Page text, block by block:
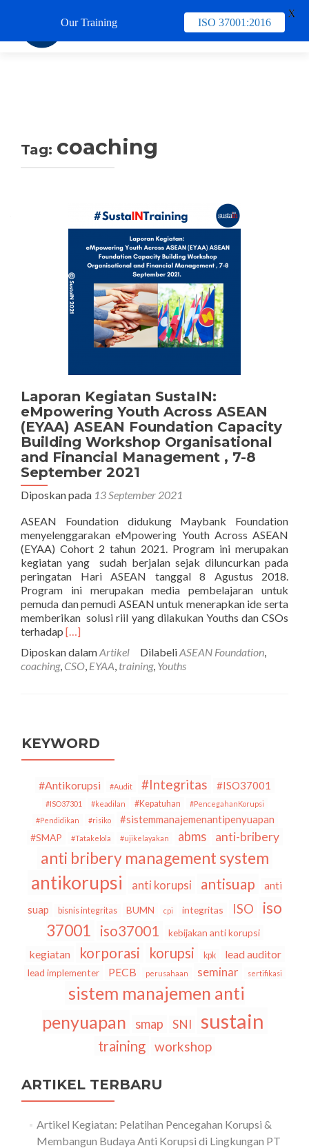
Tag: coaching
Laporan Kegiatan SustaIN:
eMpowering Youth Across ASEAN
(EYAA) ASEAN Foundation Capacity
Building Workshop Organisational
and Financial Management , 7-8
September 2021
Diposkan pada 13 September 2021
ASEAN Foundation didukung Maybank Foundation
menyelenggarakan eMpowering Youth Across ASEAN
(EYAA) Cohort 2 tahun 2021. Program ini merupakan
kegiatan yang sudah berjalan sejak diluncurkan pada
peringatan Hari ASEAN tanggal 8 Agustus 2018.
Program ini merupakan media pembelajaran untuk
pemuda dan pemudi ASEAN untuk menerapkan ide serta
memberikan solusi riil yang dilakukan Youths dan CSOs
terhadap Selengkapnya
Kegiatan
SustaIN:
(EYAA)
Capacity
Building
Workshop
Organisational
and
Financial
Management
,
7-
8
2021
[…]
Diposkan dalamArtikel DilabeliASEAN Foundation,
coaching, CSO, EYAA, training, Youths
KEYWORD
#Antikorupsi #Audit #Integritas #ISO37001
#ISO37301 #keadilan #Kepatuhan
#PencegahanKorupsi
#Pendidikan
#risiko #sistemmanajemenantipenyuapan
#SMAP #Tatakelola #ujikelayakan abms anti-bribery
anti bribery management system
antikorupsi anti korupsi antisuap
anti
suap
bisnis integritas BUMN cpi integritas ISO
iso
37001
iso37001 kebijakan anti korupsi
kegiatan korporasi korupsi kpk lead auditor
lead implementer PECB perusahaan seminar sertifikasi
sistem manajemen anti
penyuapan
smap SNI sustain
training workshop
ARTIKEL TERBARU
Artikel Kegiatan: Pelatihan Pencegahan Korupsi &
Membangun Budaya Anti Korupsi di Lingkungan PT
Our Training ISO 37001:2016
X